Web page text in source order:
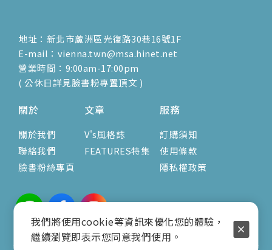
地址：新北市蘆洲區光復路30巷16號1F
E-mail：vienna.twn@msa.hinet.net
營業時間：9:00am-17:00pm
( 公休日詳見臉書粉專置頂文 )
關於
關於我們
聯絡我們
臉書粉絲專頁
文章
V's風格誌
FEATURES特集
服務
訂購須知
使用條款
隱私權政策
我們將使用cookie等資訊來優化您的體驗，
繼續瀏覽即表示您同意我們使用。